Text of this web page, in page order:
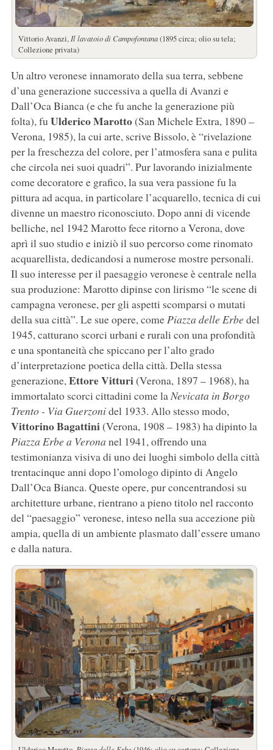
Vittorio Avanzi,Il lavatoio di Campofontana(1895 circa; olio su tela;
Collezione privata)
Un altro veronese innamorato della sua terra, sebbene
d’una generazione successiva a quella di Avanzi e
Dall’Oca Bianca (e che fu anche la generazione più
folta), fuUlderico Marotto(San Michele Extra, 1890 –
Verona, 1985), la cui arte, scrive Bissolo, è “rivelazione
per la freschezza del colore, per l’atmosfera sana e pulita
che circola nei suoi quadri”. Pur lavorando inizialmente
come decoratore e grafico, la sua vera passione fu la
pittura ad acqua, in particolare l’acquarello, tecnica di cui
divenne un maestro riconosciuto. Dopo anni di vicende
belliche, nel 1942 Marotto fece ritorno a Verona, dove
aprì il suo studio e iniziò il suo percorso come rinomato
acquarellista, dedicandosi a numerose mostre personali.
Il suo interesse per il paesaggio veronese è centrale nella
sua produzione: Marotto dipinse con lirismo “le scene di
campagna veronese, per gli aspetti scomparsi o mutati
della sua città”. Le sue opere, comePiazza delle Erbedel
1945, catturano scorci urbani e rurali con una profondità
e una spontaneità che spiccano per l’alto grado
d’interpretazione poetica della città. Della stessa
generazione,Ettore Vitturi(Verona, 1897 – 1968), ha
immortalato scorci cittadini come laNevicata in Borgo
Trento - Via Guerzonidel 1933. Allo stesso modo,
Vittorino Bagattini(Verona, 1908 – 1983) ha dipinto la
Piazza Erbe a Verona nel 1941, offrendo una
testimonianza visiva di uno dei luoghi simbolo della città
trentacinque anni dopo l’omologo dipinto di Angelo
Dall’Oca Bianca. Queste opere, pur concentrandosi su
architetture urbane, rientrano a pieno titolo nel racconto
del “paesaggio” veronese, inteso nella sua accezione più
ampia, quella di un ambiente plasmato dall’essere umano
e dalla natura.